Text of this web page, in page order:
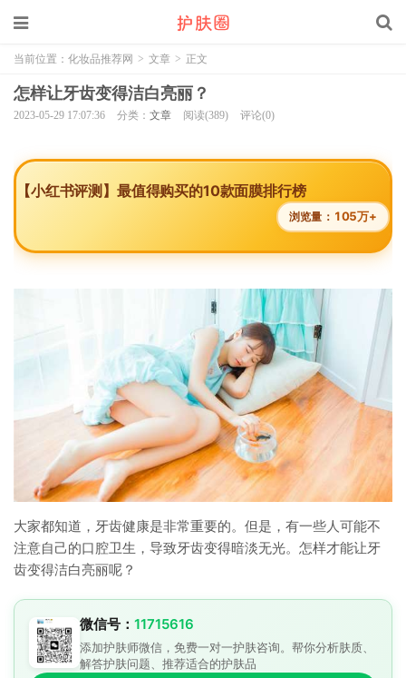
当前位置： 化妆品推荐网 > 文章 > 正文
怎样让牙齿变得洁白亮丽？
2023-05-29 17:07:36 分类： 文章 阅读(389) 评论(0)
【小红书评测】最值得购买的10款面膜排行榜
浏览量： 105万+
大家都知道，牙齿健康是非常重要的。但是，有一些人可能不
注意自己的口腔卫生，导致牙齿变得暗淡无光。怎样才能让牙
齿变得洁白亮丽呢？
微信号： 11715616
添加护肤师微信，免费一对一护肤咨询。帮你分析肤质、
解答护肤问题、推荐适合的护肤品